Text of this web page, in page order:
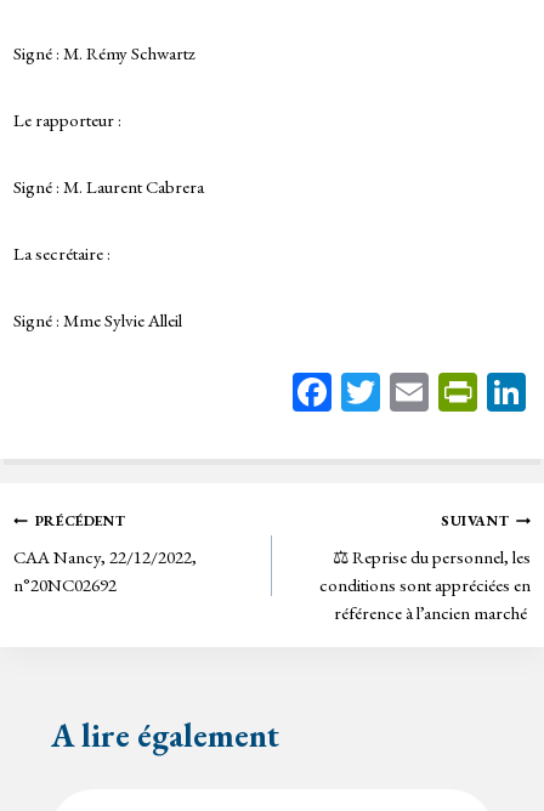
Signé : M. Rémy Schwartz
Le rapporteur :
Signé : M. Laurent Cabrera
La secrétaire :
Signé : Mme Sylvie Alleil
Fa
bo
T
tt
E
ail
Pr
tF
rie
n
dl
y
Navigation
de
PRÉCÉDENT
CAA Nancy, 22/12/2022,
n°20NC02692
SUIVANT
⚖️ Reprise du personnel, les
conditions sont appréciées en
référence à l’ancien marché
A lire également